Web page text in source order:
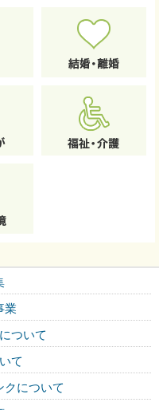
業
ついて
て
クについて